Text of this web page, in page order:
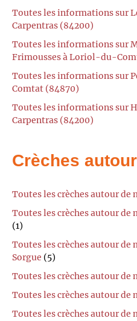
Toutes les informations sur
Carpentras (84200)
Toutes les informations sur
Frimousses à Loriol-du-
Toutes les informations sur
Comtat (84870)
Toutes les informations sur
Carpentras (84200)
Crèches
Toutes les crèches autour
Toutes les crèches autour
(1)
Toutes les crèches autour
Sorgue (5)
Toutes les crèches autour de
Toutes les crèches autour de
Toutes les crèches autour de